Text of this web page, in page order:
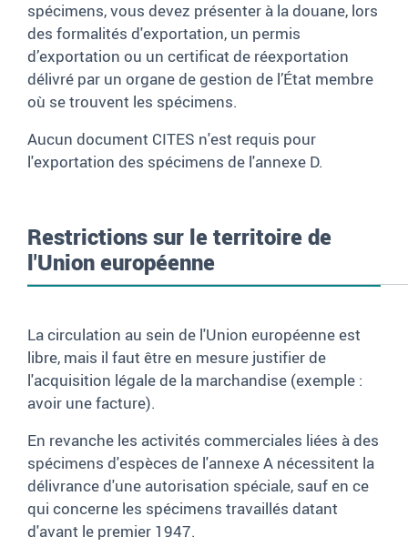
spécimens, vous devez présenter à la douane, lors
des formalités d'exportation, un permis
d’exportation ou un certificat de réexportation
délivré par un organe de gestion de l’État membre
où se trouvent les spécimens.
Aucun document CITES n'est requis pour
l'exportation des spécimens de l'annexe D.
Restrictions sur le territoire de
l'Union européenne
La circulation au sein de l'Union européenne est
libre, mais il faut être en mesure justifier de
l'acquisition légale de la marchandise (exemple :
avoir une facture).
En revanche les activités commerciales liées à des
spécimens d'espèces de l'annexe A nécessitent la
délivrance d'une autorisation spéciale, sauf en ce
qui concerne les spécimens travaillés datant
d'avant le premier 1947.